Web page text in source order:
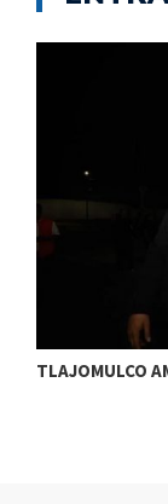
TLAJOMULCO